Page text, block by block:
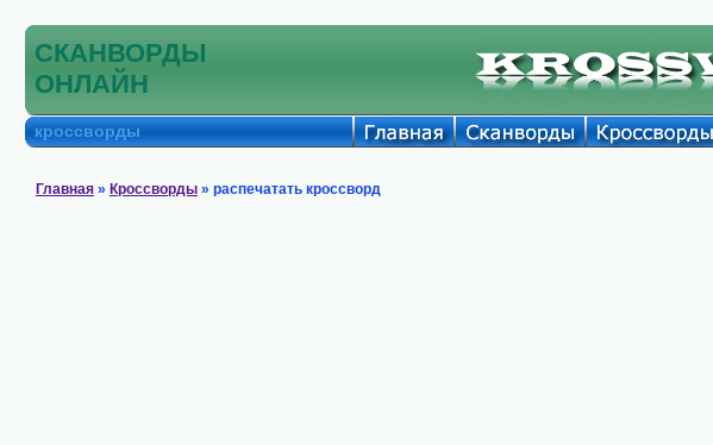
СКАНВОРДЫ
ОНЛАЙН
кроссворды
Главная » Кроссворды » распечатать кроссворд